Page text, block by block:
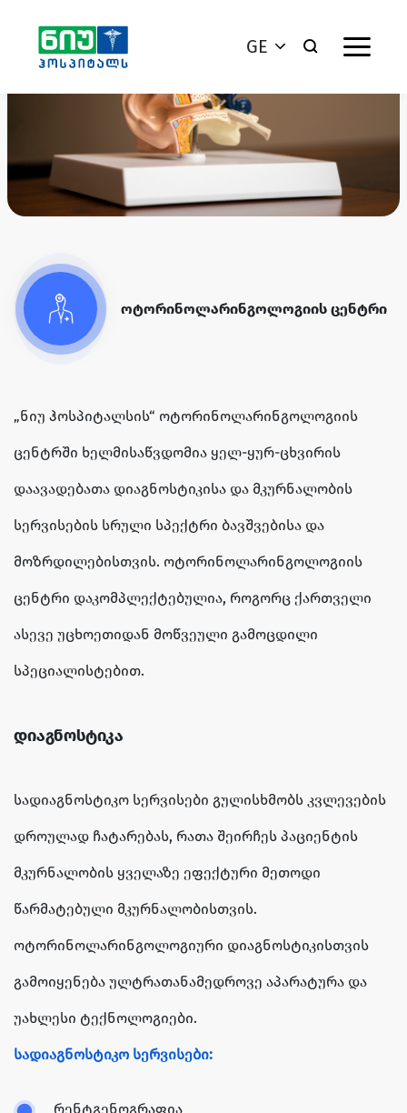
GE
ოტორინოლარინგოლოგიის ცენტრი
„ნიუ ჰოსპიტალსის“ ოტორინოლარინგოლოგიის
ცენტრში ხელმისაწვდომია ყელ-ყურ-ცხვირის
დაავადებათა დიაგნოსტიკისა და მკურნალობის
სერვისების სრული სპექტრი ბავშვებისა და
მოზრდილებისთვის. ოტორინოლარინგოლოგიის
ცენტრი დაკომპლექტებულია, როგორც ქართველი
ასევე უცხოეთიდან მოწვეული გამოცდილი
სპეციალისტებით.
დიაგნოსტიკა
სადიაგნოსტიკო სერვისები გულისხმობს კვლევების
დროულად ჩატარებას, რათა შეირჩეს პაციენტის
მკურნალობის ყველაზე ეფექტური მეთოდი
წარმატებული მკურნალობისთვის.
ოტორინოლარინგოლოგიური დიაგნოსტიკისთვის
გამოიყენება ულტრათანამედროვე აპარატურა და
უახლესი ტექნოლოგიები.
სადიაგნოსტიკო სერვისები:
რენტგენოგრაფია